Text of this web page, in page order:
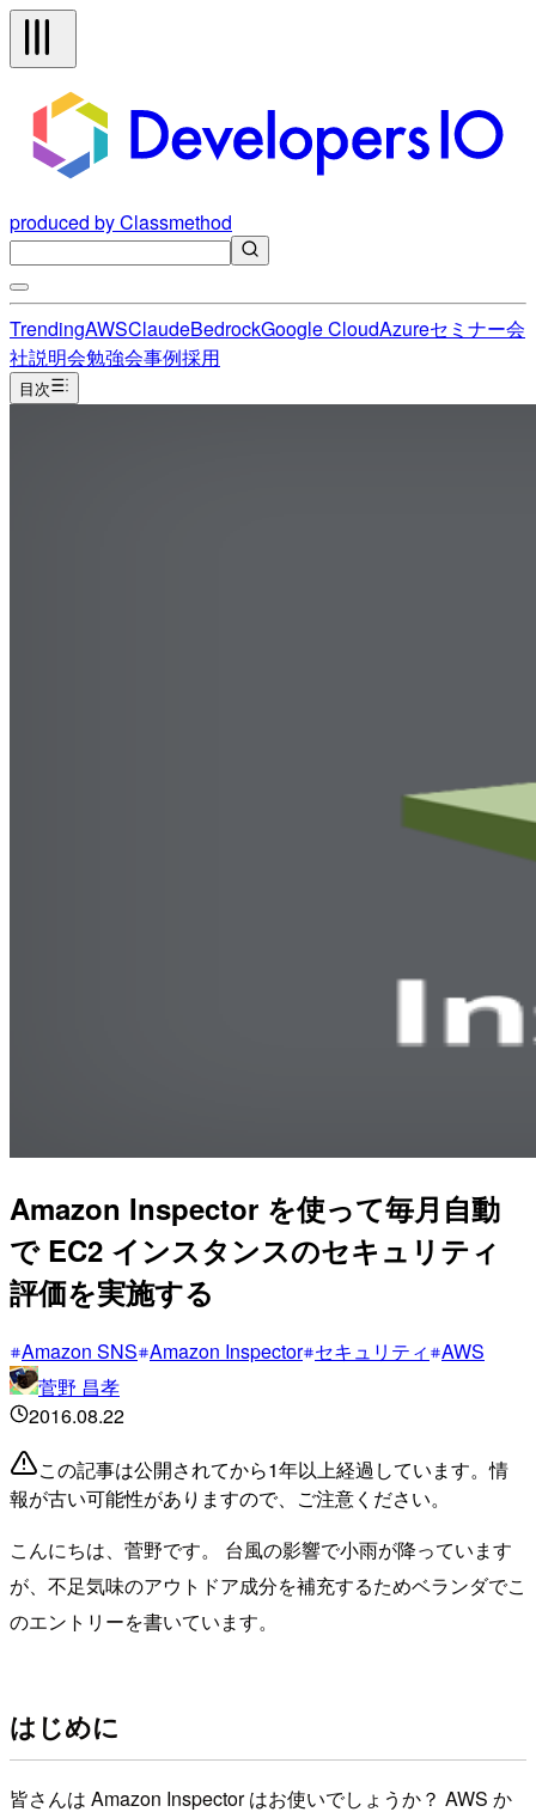
produced by Classmethod
TrendingAWSClaudeBedrockGoogle CloudAzureセミナー会
社説明会勉強会事例採用
目次
Amazon Inspector を使って毎月自動
で EC2 インスタンスのセキュリティ
評価を実施する
Amazon SNS Amazon Inspector セキュリティ AWS
菅野 昌孝
2016.08.22
この記事は公開されてから1年以上経過しています。情
報が古い可能性がありますので、ご注意ください。
こんにちは、菅野です。 台風の影響で小雨が降っています
が、不足気味のアウトドア成分を補充するためベランダでこ
のエントリーを書いています。
はじめに
皆さんは Amazon Inspector はお使いでしょうか？ AWS か